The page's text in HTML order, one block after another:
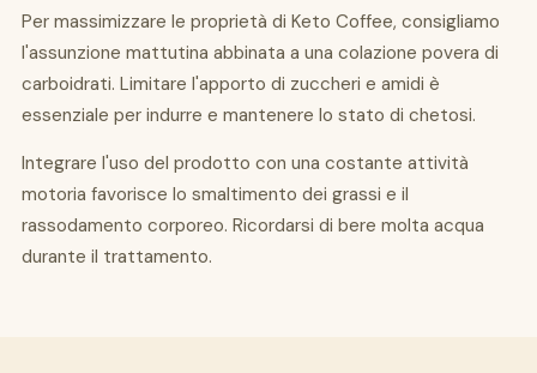
Per massimizzare le proprietà di Keto Coffee, consigliamo
l'assunzione mattutina abbinata a una colazione povera di
carboidrati. Limitare l'apporto di zuccheri e amidi è
essenziale per indurre e mantenere lo stato di chetosi.
Integrare l'uso del prodotto con una costante attività
motoria favorisce lo smaltimento dei grassi e il
rassodamento corporeo. Ricordarsi di bere molta acqua
durante il trattamento.